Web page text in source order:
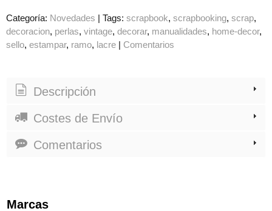
Marcas
Categoría: Novedades | Tags: scrapbook scrapbooking scrap
decoracion perlas vintage decorar manualidades home-decor
sello estampar ramo lacre | Comentarios
Descripción
Costes de Envío
Comentarios